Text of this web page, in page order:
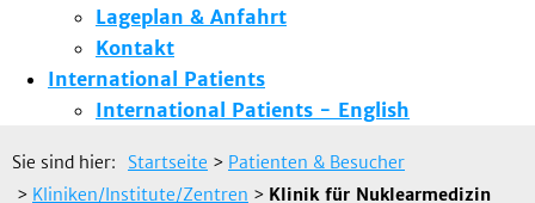
Lageplan & Anfahrt
Kontakt
International Patients
International Patients - English
Sie sind hier: Startseite > Patienten & Besucher
> Kliniken/Institute/Zentren > Klinik für Nuklearmedizin